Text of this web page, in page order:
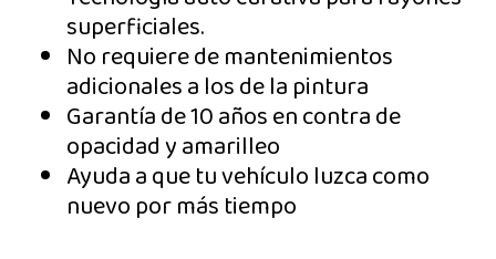
superficiales.
No requiere de mantenimientos
adicionales a los de la pintura
Garantía de 10 años en contra de
opacidad y amarilleo
Ayuda a que tu vehículo luzca como
nuevo por más tiempo